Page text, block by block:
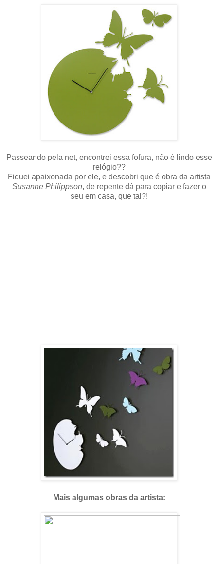
Passeando pela net, encontrei essa fofura, não é lindo esse
relógio??
Fiquei apaixonada por ele, e descobri que é obra da artista
Susanne Philippson, de repente dá para copiar e fazer o
seu em casa, que tal?!
Mais algumas obras da artista: